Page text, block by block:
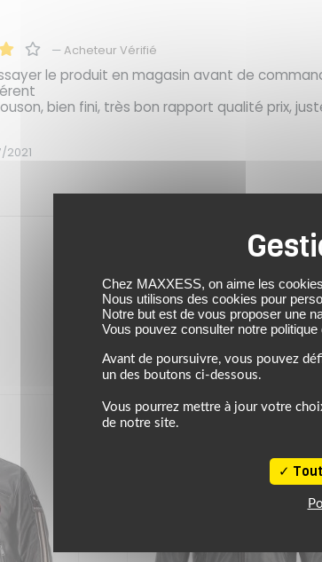
—Acheteur Vérifié
le produit en magasin avant de
bien fini, très bon rapport qualité prix,
2021
NOTRE
Chez MAXXESS, on aime les
Nous utilisons des cookies pour
Notre but est de vous proposer une
Vous pouvez consulter notre
Avant de poursuivre, vous pouvez
un des boutons ci-dessous.
Vous pourrez mettre à jour votre
de notre site.